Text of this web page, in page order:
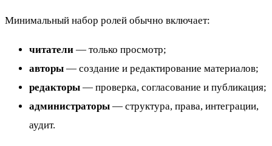
Минимальный набор ролей обычно включает:
читатели — только просмотр;
авторы — создание и редактирование материалов;
редакторы — проверка, согласование и публикация;
администраторы — структура, права, интеграции,
аудит.